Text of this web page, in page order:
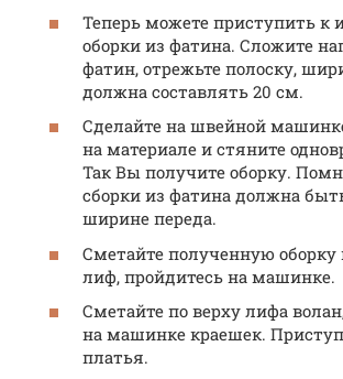
Теперь можете приступить к
оборки из фатина. Сложите
фатин, отрежьте полоску,
должна составлять 20 см.
Сделайте на швейной
на материале и стяните
Так Вы получите оборку.
сборки из фатина должна
ширине переда.
Сметайте полученную оборку
лиф, пройдитесь на машинке.
Сметайте по верху лифа
на машинке краешек.
платья.